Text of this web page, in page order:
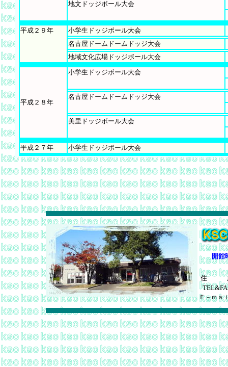
地文ドッジボール大会
平成２９年
小学生ドッジボール大会
名古屋ドームドームドッジ大会
地域文化広場ドッジボール大会
平成２８年
小学生ドッジボール大会
名古屋ドームドームドッジ大会
美里ドッジボール大会
平成２７年 小学生ドッジボール大会
開
住
Ｅ－ｍａ